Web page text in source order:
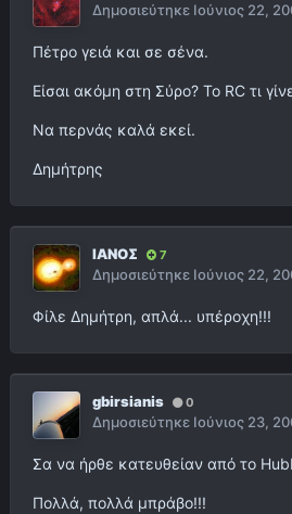
Δημοσιεύτηκε Ιούνιος 22,
Πέτρο γειά και σε σένα.
Είσαι ακόμη στη Σύρο? Το RC τι
Να περνάς καλά εκεί.
Δημήτρης
ΙΑΝΟΣ 7
Δημοσιεύτηκε Ιούνιος 22,
Φίλε Δημήτρη, απλά... υπέροχη!!!
gbirsianis 0
Δημοσιεύτηκε Ιούνιος 23,
Σα να ήρθε κατευθείαν από το
Πολλά, πολλά μπράβο!!!